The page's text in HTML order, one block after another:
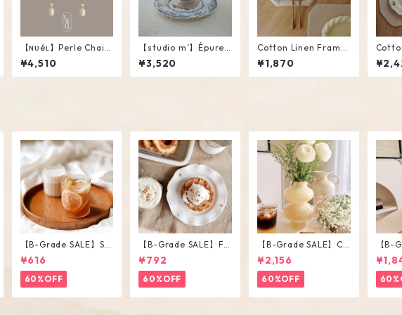
【ɴᴜéʟ】Perle Chain
e
¥4,510
【studio m’】Épurer
Compote #White / M
¥3,520
Cotton Linen Frame
Mini Mat #Beige
¥1,870
【B-Grade SALE】Str
iped Short Glass / M
¥616
60%OFF
【B-Grade SALE】Fri
ll Plate
¥792
60%OFF
【B-Grade SALE】Ch
ubby Vase / L
¥2,156
60%OFF
【B-
ubby